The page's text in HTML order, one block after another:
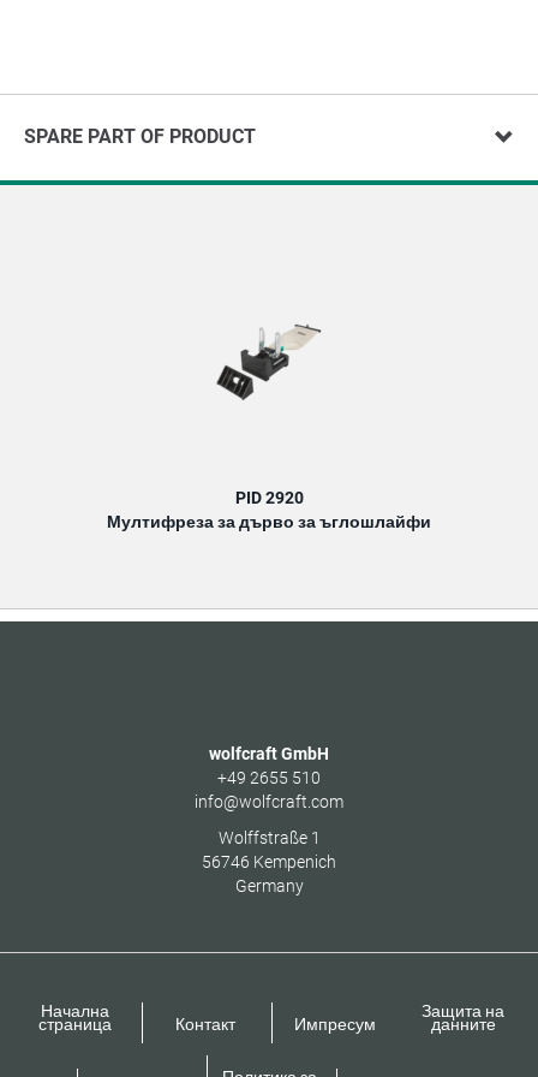
SPARE PART OF PRODUCT
PID 2920
Мултифреза за дърво за ъглошлайфи
wolfcraft GmbH
+49 2655 510
info@wolfcraft.com
Wolffstraße 1
56746 Kempenich
Germany
Начална
страница Контакт Импресум
Защита на
данните